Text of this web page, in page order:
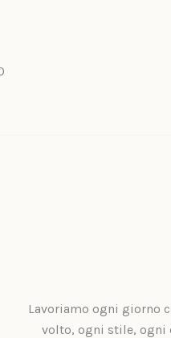
Lavoriamo ogni giorno
volto, ogni stile, ogni